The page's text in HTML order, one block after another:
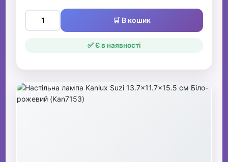
🛒 В кошик
✅ Є в наявності